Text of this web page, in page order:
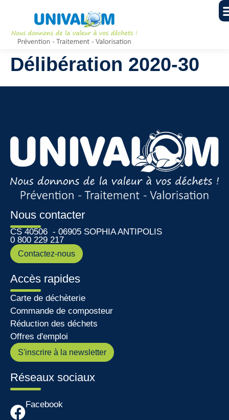
Délibération 2020-30
Nous contacter
CS 40506 - 06905 SOPHIA ANTIPOLIS
0 800 229 217
Contactez-nous
Accès rapides
Carte de déchèterie
Commande de composteur
Réduction des déchets
Offres d'emploi
S'inscrire à la newsletter
Réseaux sociaux
Facebook